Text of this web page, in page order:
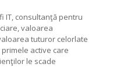
IT, consultanţă pentru
valoarea
tuturor celorlate
active care
le scade